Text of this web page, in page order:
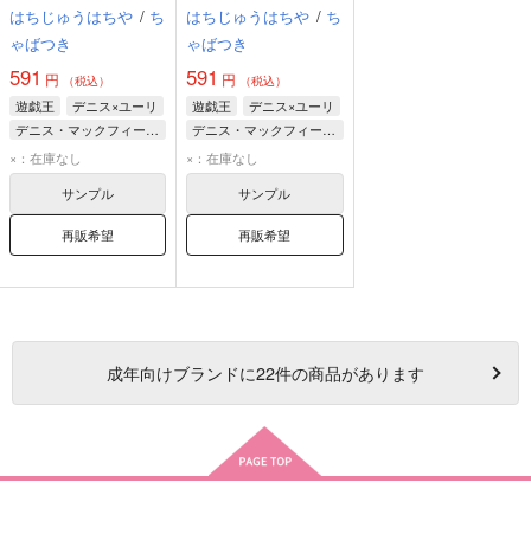
はちじゅうはちや / ち
ゃばつき
591 円 （税込）
遊戯王
デニス×ユーリ
デニス・マックフィールド
ユーリ
×：在庫なし
サンプル
再販希望
はちじゅうはちや / ち
ゃばつき
591 円 （税込）
遊戯王
デニス×ユーリ
デニス・マックフィールド
ユーリ
×：在庫なし
サンプル
再販希望
成年向けブランドに22件の商品があります